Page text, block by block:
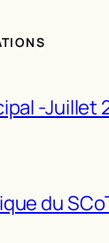
-Juillet
du